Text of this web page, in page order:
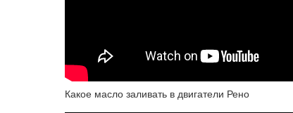
Какое масло заливать в двигатели Рено